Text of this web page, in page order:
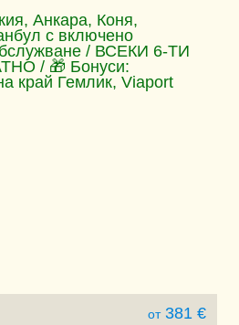
Анкара, Коня,
с включено
/ ВСЕКИ 6-ТИ
/ 🎁 Бонуси:
край Гемлик, Viaport
от381 €